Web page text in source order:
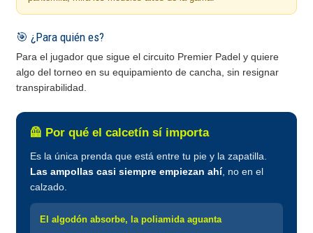
🎯 ¿Para quién es?
Para el jugador que sigue el circuito Premier Padel y quiere
algo del torneo en su equipamiento de cancha, sin resignar
transpirabilidad.
🦺 Por qué el calcetín sí importa
Es la única prenda que está entre tu pie y la zapatilla.
Las ampollas casi siempre empiezan ahí, no en el
calzado.
El algodón absorbe, la poliamida aguanta